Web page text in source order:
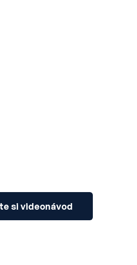
si videonávod